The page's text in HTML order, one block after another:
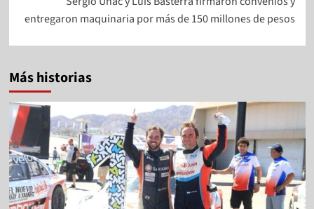
entregaron maquinaria por más de 150 millones de pesos
Más historias